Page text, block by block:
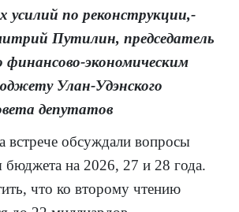
усилий по реконструкции,-
Путилин, председатель
экономическим
Улан-Удэнского
депутатов
встрече обсуждали вопросы
бюджета на 2026, 27 и 28 года.
что ко второму чтению